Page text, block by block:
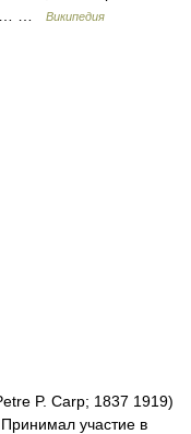
…
Википедия
P. Carp; 1837 1919)
участие в